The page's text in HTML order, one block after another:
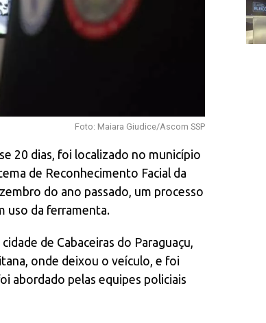
Foto: Maiara Giudice/Ascom SSP
20 dias, foi localizado no município
de Reconhecimento Facial da
do ano passado, um processo
uso da ferramenta.
de Cabaceiras do Paraguaçu,
onde deixou o veículo, e foi
abordado pelas equipes policiais